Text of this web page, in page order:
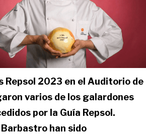
Repsol 2023 en el Auditorio de
varios de los galardones
por la Guía Repsol.
han sido